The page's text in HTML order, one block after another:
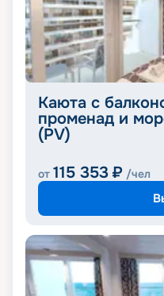
Каюта с
променад и
(PV)
от 115 353 ₽ /чел